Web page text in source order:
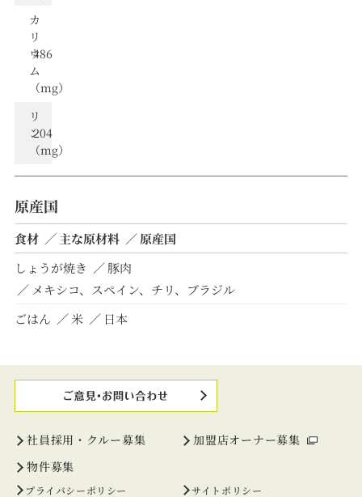
カ
リ
ウ
ム
（mg）
486
リ
ン
（mg）
204
原産国
食材 主な原材料
原産国
しょうが焼き
豚肉
メキシコ、スペイン、チリ、ブラジル
ごはん
米 日本
社員採用・クルー募集
加盟店オーナー募集
物件募集
プライバシーポリシー サイトポリシー